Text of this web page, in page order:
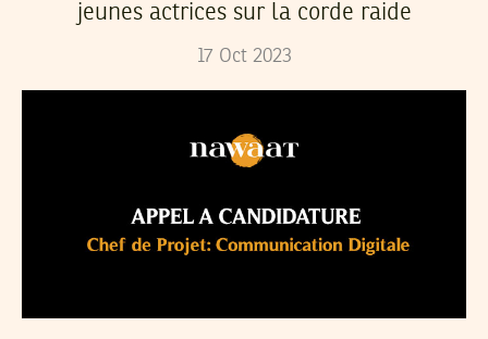
jeunes actrices sur la corde raide
17 Oct 2023